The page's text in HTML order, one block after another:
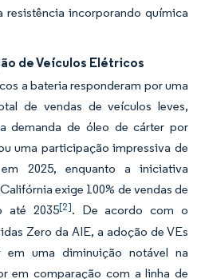
resistência incorporando química
de Veículos Elétricos
a bateria responderam por uma
de vendas de veículos leves,
demanda de óleo de cárter por
uma participação impressiva de
2025, enquanto a iniciativa
exige 100% de vendas de
até 2035[2]. De acordo com o
Zero da AIE, a adoção de VEs
em uma diminuição notável na
em comparação com a linha de